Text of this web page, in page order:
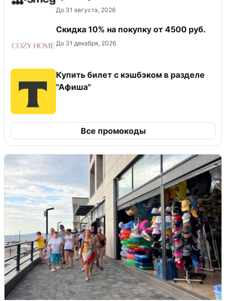
До 31 августа, 2026
Скидка 10% на покупку от 4500 руб.
До 31 декабря, 2026
Купить билет с кэшбэком в разделе
"Афиша"
Все промокоды